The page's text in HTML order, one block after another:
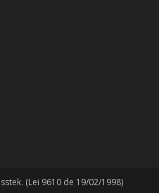
(Lei 9610 de 19/02/1998)